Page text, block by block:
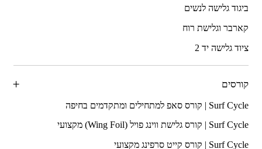
ביגוד גלישה לנשים
קארבר וגלישת רוח
ציוד גלישה יד 2
קורסים